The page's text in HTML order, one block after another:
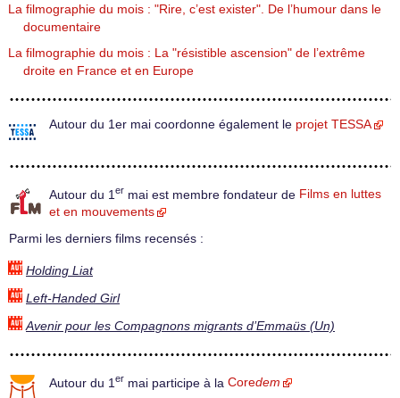
La filmographie du mois : "Rire, c’est exister". De l’humour dans le
documentaire
La filmographie du mois : La "résistible ascension" de l’extrême
droite en France et en Europe
Autour du 1er mai coordonne également le projet TESSA
Autour du 1 er mai est membre fondateur de Films en luttes
et en mouvements
Parmi les derniers films recensés :
Holding Liat
Left-Handed Girl
Avenir pour les Compagnons migrants d’Emmaüs (Un)
Autour du 1 er mai participe à la Coredem